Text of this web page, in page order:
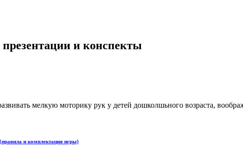
и конспекты
мелкую моторику рук у детей дошколшьного возраста,
и комплектация игры)